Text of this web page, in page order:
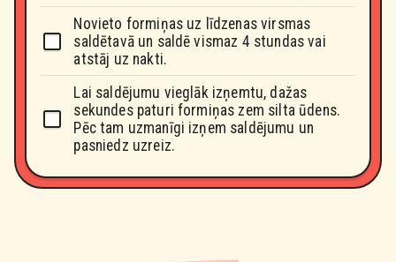
Novieto formiņas uz līdzenas virsmas
saldētavā un saldē vismaz 4 stundas vai
atstāj uz nakti.
Lai saldējumu vieglāk izņemtu, dažas
sekundes paturi formiņas zem silta ūdens.
Pēc tam uzmanīgi izņem saldējumu un
pasniedz uzreiz.